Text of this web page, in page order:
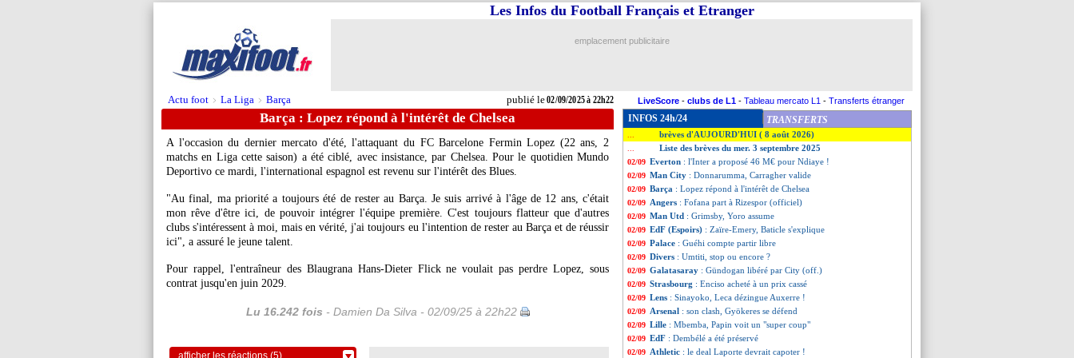
Actu foot > La Liga > Barça publié le02/09/2025 à 22h22
Les Infos du Football Français et Etranger
emplacement publicitaire
LiveScore - clubs de L1 - Tableau mercato L1 - Transferts étranger
Barça : Lopez répond à l'intérêt de Chelsea
A l'occasion du dernier mercato d'été, l'attaquant du FC Barcelone Fermin Lopez (22 ans, 2
matchs en Liga cette saison) a été ciblé, avec insistance, par Chelsea. Pour le quotidien Mundo
Deportivo ce mardi, l'international espagnol est revenu sur l'intérêt des Blues.
"Au final, ma priorité a toujours été de rester au Barça. Je suis arrivé à l'âge de 12 ans, c'était
mon rêve d'être ici, de pouvoir intégrer l'équipe première. C'est toujours flatteur que d'autres
clubs s'intéressent à moi, mais en vérité, j'ai toujours eu l'intention de rester au Barça et de réussir
ici", a assuré le jeune talent.
Pour rappel, l'entraîneur des Blaugrana Hans-Dieter Flick ne voulait pas perdre Lopez, sous
contrat jusqu'en juin 2029.
Lu 16.242 fois - Damien Da Silva - 02/09/25 à 22h22
afficher les réactions (5)
INFOS 24h/24 TRANSFERTS
brèves d'AUJOURD'HUI ( 8 août 2026)
Liste des brèves du mer. 3 septembre 2025
02/09 Everton : l'Inter a proposé 46 M€ pour Ndiaye !
02/09 Man City : Donnarumma, Carragher valide
02/09 Barça : Lopez répond à l'intérêt de Chelsea
02/09 Angers : Fofana part à Rizespor (officiel)
02/09 Man Utd : Grimsby, Yoro assume
02/09 EdF (Espoirs) : Zaïre-Emery, Baticle s'explique
02/09 Palace : Guéhi compte partir libre
02/09 Divers : Umtiti, stop ou encore ?
02/09 Galatasaray : Gündogan libéré par City (off.)
02/09 Strasbourg : Enciso acheté à un prix cassé
02/09 Lens : Sinayoko, Leca dézingue Auxerre !
02/09 Arsenal : son clash, Gyökeres se défend
02/09 Lille : Mbemba, Papin voit un "super coup"
02/09 EdF : Dembélé a été préservé
02/09 Athletic : le deal Laporte devrait capoter !